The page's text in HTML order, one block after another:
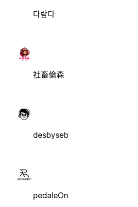
다람다
社畜倫森
desbyseb
pedaleOn